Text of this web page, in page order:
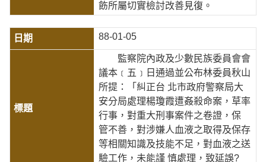
飭所屬切實檢討改善見復。
88-01-05
監察院內政及少數民族委員會會
議本﹝五﹞日通過並公布林委員秋山
所提：「糾正台 北市政府警察局大
安分局處理楊瓊霞遭姦殺命案，草率
行事，對重大刑事案件之卷證，保
管不善，對涉嫌人血液之取得及保存
等相關知識及技能不足，對血液之送
驗工作，未能謹 慎處理，致延誤?